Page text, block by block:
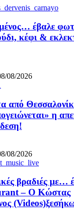
έβαλε
κέφι &
08/2026
από
η
08/2026
βραδιές με…
– Ο Κώστας